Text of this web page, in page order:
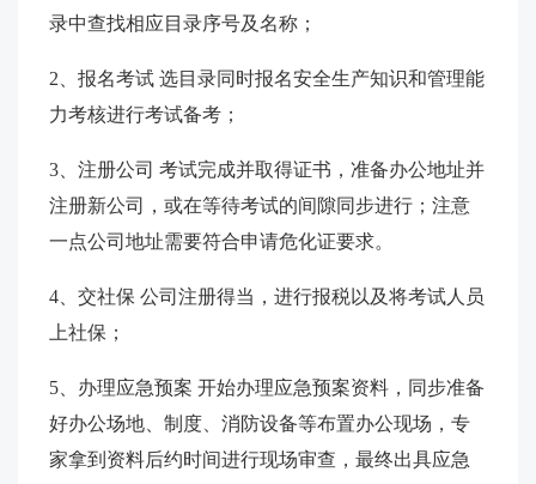
录中查找相应目录序号及名称；
2、报名考试 选目录同时报名安全生产知识和管理能
力考核进行考试备考；
3、注册公司 考试完成并取得证书，准备办公地址并
注册新公司，或在等待考试的间隙同步进行；注意
一点公司地址需要符合申请危化证要求。
4、交社保 公司注册得当，进行报税以及将考试人员
上社保；
5、办理应急预案 开始办理应急预案资料，同步准备
好办公场地、制度、消防设备等布置办公现场，专
家拿到资料后约时间进行现场审查，最终出具应急